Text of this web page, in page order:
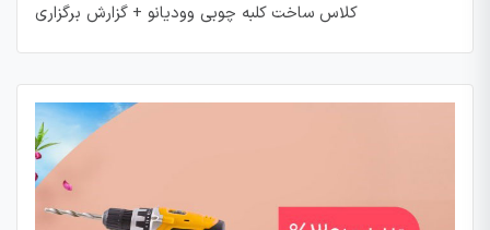
کلاس ساخت کلبه چوبی وودیانو + گزارش برگزاری